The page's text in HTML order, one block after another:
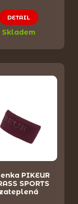
DETAIL
Skladem
PIKEUR
SPORTS
zateplená